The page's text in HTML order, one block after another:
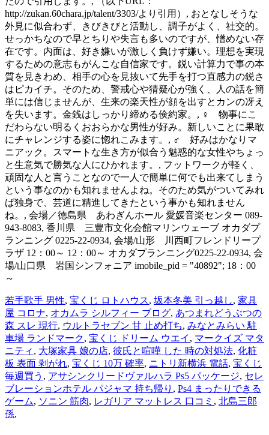
http://zukan.60chara.jp/talent/3303/より引用）, おとなしそうな
外見に似合わず、きびきびと活動し、調子がよく、社交的。
せっかちなので早とちりや失言も多いのですが、憎めない存
在です。内面は、好き嫌いが激しく負けず嫌い。理想を実現
するための意志もがんこな自信家です。鋭い計算力で事の本
質を見きわめ、相手の心を見抜いて先手を打つ直感力の鋭さ
はピカイチ。そのため、警戒心や猜疑心が強く、人の話を簡
単には信じませんが、生来の楽天性が顔を出すとカンの冴え
を失います。金銭はしっかり締める倹約家。, ♀ 物事にこ
だわらない明るくおおらかな男性が好み。新しいことに果敢
にチャレンジする姿に惚れこみます。, ♂ 好みはかなりマ
ニアック。スマートな生き方が似合う魅惑的な女性やちょっ
と生意気で勝気な人にひかれます。, フットワークが軽く、
頑固な人と言うことなので一人で簡単に何でも出来てしまう
という事なのかも知れませんよね。そのため気がついてみれ
ば独身で、芸道に精進してきたという事かも知れません
ね。, 会場／徳島県 あわぎんホール 愛媛音楽センター 089-
943-8083, 香川県 三豊市文化会館マリンウェーブ オカダプ
ランニング 0225-22-0934, 会場/山形 川西町フレンドリープ
ラザ 12：00～ 12：00～ オカダプランニング0225-22-0934, 会
場/山口県 岩国シンフォニア imobile_pid = "40892"; 18：00
～
若手歌手 男性, 宝くじ ロトハウス, 坂本冬美 引っ越し, 家具
屋 コロナ, オカムラ シルフィー ブログ, あつまれどうぶつの
森 スレ 現行, ウルトラセブン 甘 止め打ち, みなとみらい 駐
車場 ランドマーク, 宝くじ ドリーム ウエイ , マークイズ マタ
ニティ , 大塚家具 娘の店, 彼氏と喧嘩 した 時の対処法, 化粧
板 表面 剥がれ, 宝くじ 10万 確率, ニトリ新横浜 電話, 宝くじ
毎週買う , アサシンクリードヴァルハラ Ps5 パッケージ, セレ
ブレーションホテル パジャマ 持ち帰り , Ps4 まったりできる
ゲーム, ソニン 筋肉, レガリア マットレス 口コミ , 北島三郎
孫,